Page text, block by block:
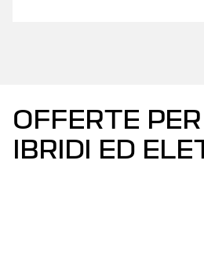
OFFERTE
IBRIDI ED